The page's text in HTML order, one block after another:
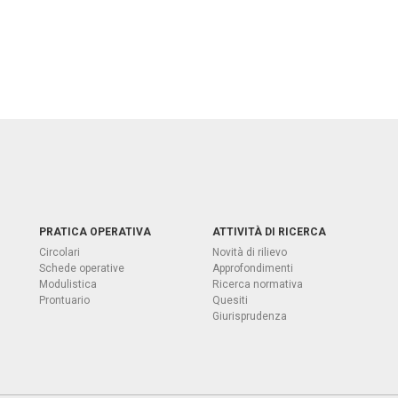
PRATICA OPERATIVA
Circolari
Schede operative
Modulistica
Prontuario
ATTIVITÀ DI RICERCA
Novità di rilievo
Approfondimenti
Ricerca normativa
Quesiti
Giurisprudenza